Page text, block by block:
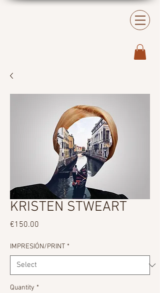
KRISTEN STWEART
€150.00
IMPRESIÓN/PRINT *
Quantity *